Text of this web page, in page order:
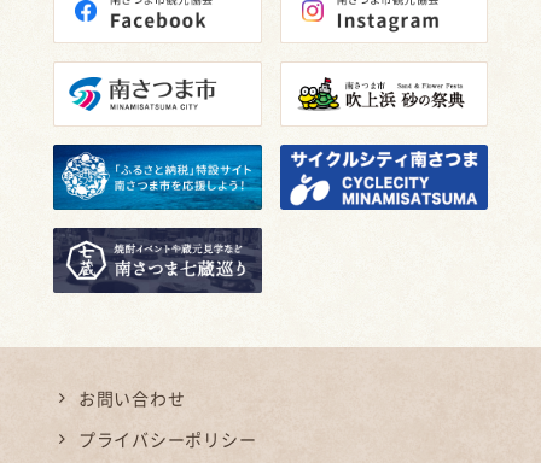
お問い合わせ
プライバシーポリシー